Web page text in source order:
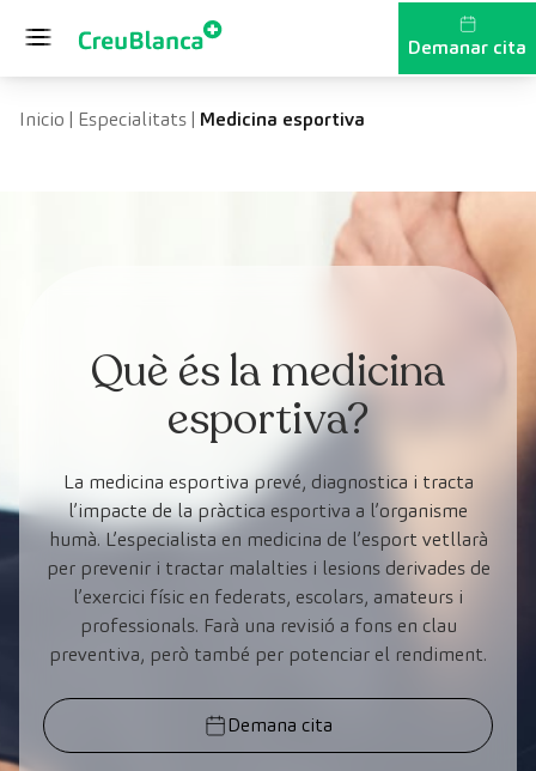
Demanar cita
Inicio | Especialitats| Medicina esportiva
Què és la medicina
esportiva?
La medicina esportiva prevé, diagnostica i tracta
l’impacte de la pràctica esportiva a l’organisme
humà. L’especialista en medicina de l’esport vetllarà
per prevenir i tractar malalties i lesions derivades de
l’exercici físic en federats, escolars, amateurs i
professionals. Farà una revisió a fons en clau
preventiva, però també per potenciar el rendiment.
Demana cita